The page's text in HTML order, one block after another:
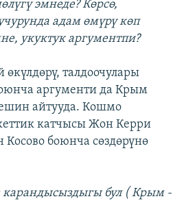
эмнеде? Көрсө,
адам өмүрү көп
укуктук аргументпи?
талдоочулары
аргументи да Крым
айтууда. Кошмо
катчысы Жон Керри
боюнча сөздөрүнө
карандысыздыгы бул ( Крым -